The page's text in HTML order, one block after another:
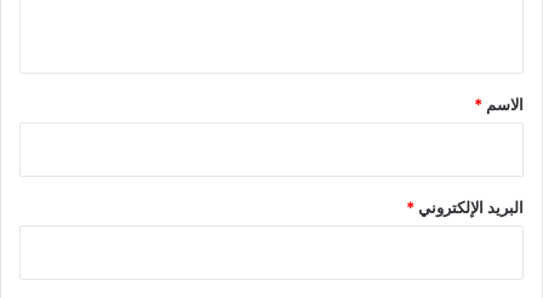
*
الاسم *
البريد الإلكتروني*